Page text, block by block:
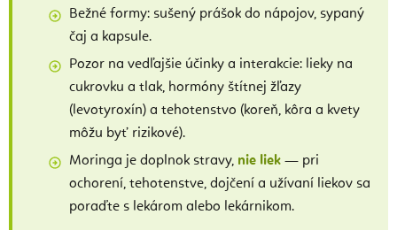
Bežné formy: sušený prášok do nápojov, sypaný
čaj a kapsule.
Pozor na vedľajšie účinky a interakcie: lieky na
cukrovku a tlak, hormóny štítnej žľazy
(levotyroxín) a tehotenstvo (koreň, kôra a kvety
môžu byť rizikové).
Moringa je doplnok stravy, nie liek — pri
ochorení, tehotenstve, dojčení a užívaní liekov sa
poraďte s lekárom alebo lekárnikom.